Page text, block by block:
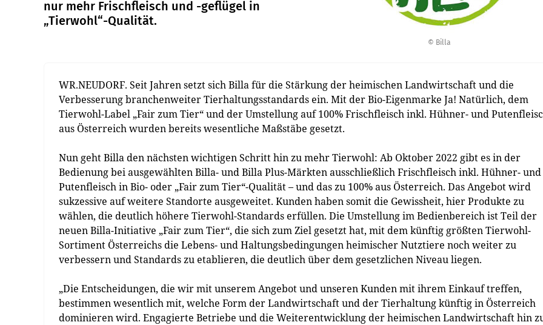
© Billa
nur mehr Frischfleisch und -geflügel in
„Tierwohl“-Qualität.
WR.NEUDORF. Seit Jahren setzt sich Billa für die Stärkung der heimischen Landwirtschaft und die
Verbesserung branchenweiter Tierhaltungsstandards ein. Mit der Bio-Eigenmarke Ja! Natürlich, dem
Tierwohl-Label „Fair zum Tier“ und der Umstellung auf 100% Frischfleisch inkl. Hühner- und
aus Österreich wurden bereits wesentliche Maßstäbe gesetzt.
Nun geht Billa den nächsten wichtigen Schritt hin zu mehr Tierwohl: Ab Oktober 2022 gibt es in der
Bedienung bei ausgewählten Billa- und Billa Plus-Märkten ausschließlich Frischfleisch inkl. Hühner- und
Putenfleisch in Bio- oder „Fair zum Tier“-Qualität – und das zu 100% aus Österreich. Das Angebot wird
sukzessive auf weitere Standorte ausgeweitet. Kunden haben somit die Gewissheit, hier Produkte zu
wählen, die deutlich höhere Tierwohl-Standards erfüllen. Die Umstellung im Bedienbereich ist Teil der
neuen Billa-Initiative „Fair zum Tier“, die sich zum Ziel gesetzt hat, mit dem künftig größten Tierwohl-
Sortiment Österreichs die Lebens- und Haltungsbedingungen heimischer Nutztiere noch weiter zu
verbessern und Standards zu etablieren, die deutlich über dem gesetzlichen Niveau liegen.
„Die Entscheidungen, die wir mit unserem Angebot und unseren Kunden mit ihrem Einkauf treffen,
bestimmen wesentlich mit, welche Form der Landwirtschaft und der Tierhaltung künftig in Österreich
dominieren wird. Engagierte Betriebe und die Weiterentwicklung der heimischen Landwirtschaft hin